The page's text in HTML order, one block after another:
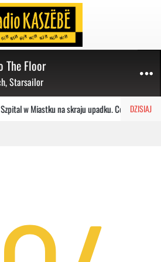
The Floor
Starsailor
DZISIAJ
Szpital w Miastku na skraju upadku. Co czeka